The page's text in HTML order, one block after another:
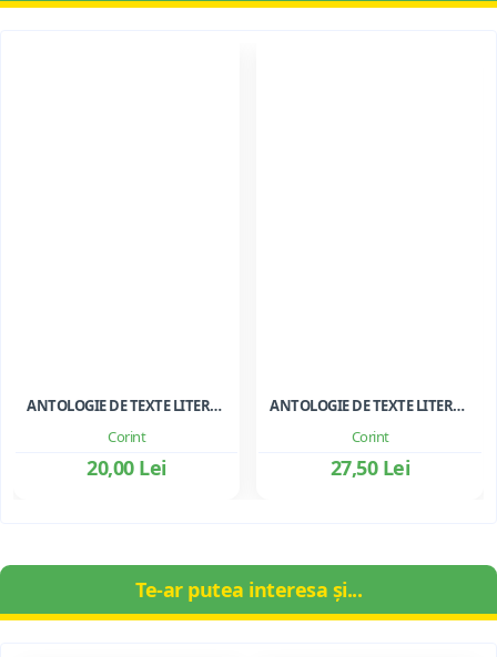
Corint
ANTOLOGIE DE TEXTE LITERARE PENTRU CLASA A III-A
20,00 Lei
Corint
ANTOLOGIE DE TEXTE LITERARE PENTRU CLS. I-II
27,50 Lei
Te-ar putea interesa și...